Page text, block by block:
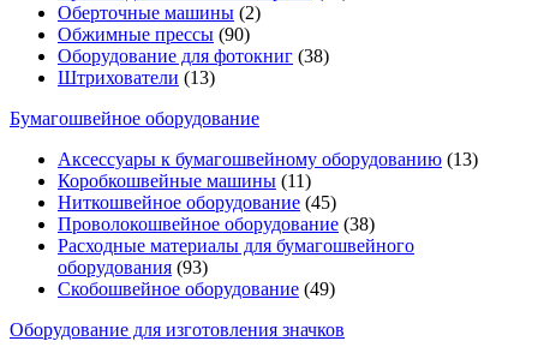
Оберточные машины (2)
Обжимные прессы (90)
Оборудование для фотокниг (38)
Штрихователи (13)
Бумагошвейное оборудование
Аксессуары к бумагошвейному оборудованию (13)
Коробкошвейные машины (11)
Ниткошвейное оборудование (45)
Проволокошвейное оборудование (38)
Расходные материалы для бумагошвейного
оборудования (93)
Скобошвейное оборудование (49)
Оборудование для изготовления значков